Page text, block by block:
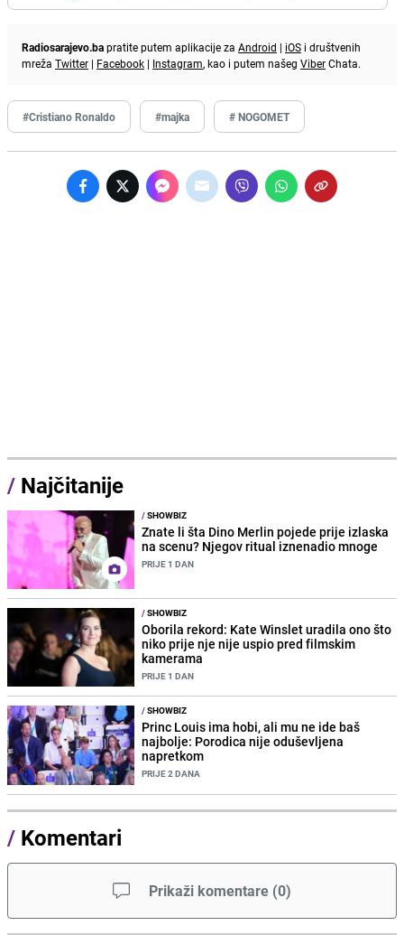
Radiosarajevo.bapratite putem aplikacije za Android | iOS i društvenih
mreža Twitter | Facebook | Instagram, kao i putem našeg ViberChata.
#Cristiano Ronaldo #majka # NOGOMET
/ Najčitanije
/SHOWBIZ
Znate li šta Dino Merlin pojede prije izlaska
na scenu? Njegov ritual iznenadio mnoge
PRIJE 1 DAN
/SHOWBIZ
Oborila rekord: Kate Winslet uradila ono što
niko prije nje nije uspio pred filmskim
kamerama
PRIJE 1 DAN
/SHOWBIZ
Princ Louis ima hobi, ali mu ne ide baš
najbolje: Porodica nije oduševljena
napretkom
PRIJE 2 DANA
/ Komentari
Prikaži komentare (0)